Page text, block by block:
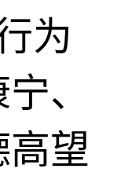
为
、
望